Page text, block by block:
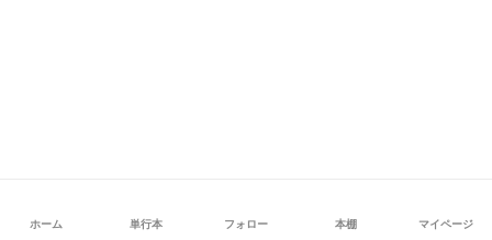
ホーム 単行本 フォロー 本棚 マイページ